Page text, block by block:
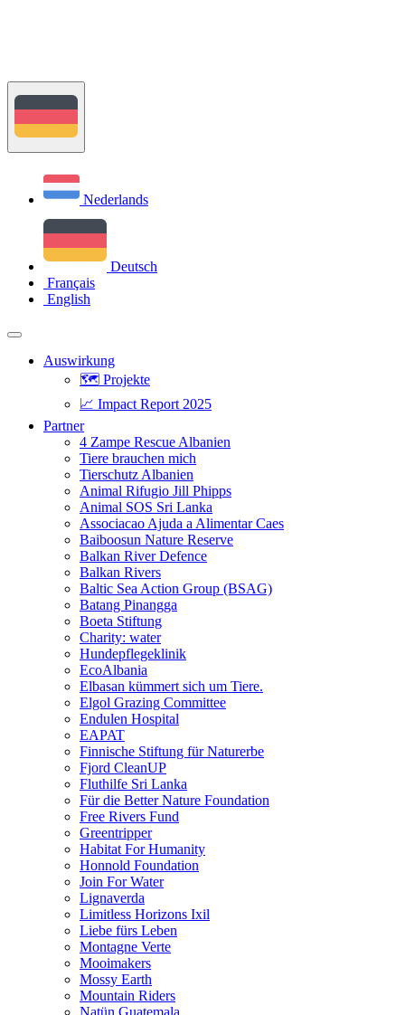
Nederlands
Deutsch
Français
English
Auswirkung
🗺️ Projekte
📈 Impact Report 2025
Partner
4 Zampe Rescue Albanien
Tiere brauchen mich
Tierschutz Albanien
Animal Rifugio Jill Phipps
Animal SOS Sri Lanka
Associacao Ajuda a Alimentar Caes
Baiboosun Nature Reserve
Balkan River Defence
Balkan Rivers
Baltic Sea Action Group (BSAG)
Batang Pinangga
Boeta Stiftung
Charity: water
Hundepflegeklinik
EcoAlbania
Elbasan kümmert sich um Tiere.
Elgol Grazing Committee
Endulen Hospital
EAPAT
Finnische Stiftung für Naturerbe
Fjord CleanUP
Fluthilfe Sri Lanka
Für die Better Nature Foundation
Free Rivers Fund
Greentripper
Habitat For Humanity
Honnold Foundation
Join For Water
Lignaverda
Limitless Horizons Ixil
Liebe fürs Leben
Montagne Verte
Mooimakers
Mossy Earth
Mountain Riders
Natün Guatemala